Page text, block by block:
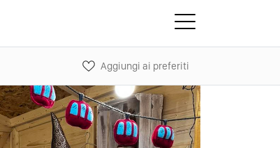
Aggiungi ai preferiti